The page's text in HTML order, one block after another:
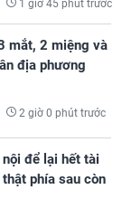
1 giờ 45 phút trước
mắt, 2 miệng và
địa phương
2 giờ 0 phút trước
để lại hết tài
phía sau còn